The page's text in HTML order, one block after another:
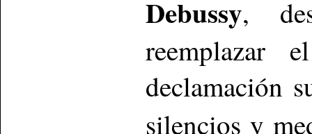
Debussy,
reemplazar
declamación
silencios y